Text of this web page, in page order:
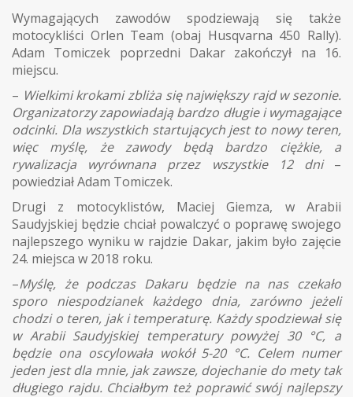
Wymagających zawodów spodziewają się także
motocykliści Orlen Team (obaj Husqvarna 450 Rally).
Adam Tomiczek poprzedni Dakar zakończył na 16.
miejscu.
– Wielkimi krokami zbliża się największy rajd w sezonie.
Organizatorzy zapowiadają bardzo długie i wymagające
odcinki. Dla wszystkich startujących jest to nowy teren,
więc myślę, że zawody będą bardzo ciężkie, a
rywalizacja wyrównana przez wszystkie 12 dni–
powiedział Adam Tomiczek.
Drugi z motocyklistów, Maciej Giemza, w Arabii
Saudyjskiej będzie chciał powalczyć o poprawę swojego
najlepszego wyniku w rajdzie Dakar, jakim było zajęcie
24. miejsca w 2018 roku.
–Myślę, że podczas Dakaru będzie na nas czekało
sporo niespodzianek każdego dnia, zarówno jeżeli
chodzi o teren, jak i temperaturę. Każdy spodziewał się
w Arabii Saudyjskiej temperatury powyżej 30 °C, a
będzie ona oscylowała wokół 5-20 °C. Celem numer
jeden jest dla mnie, jak zawsze, dojechanie do mety tak
długiego rajdu. Chciałbym też poprawić swój najlepszy